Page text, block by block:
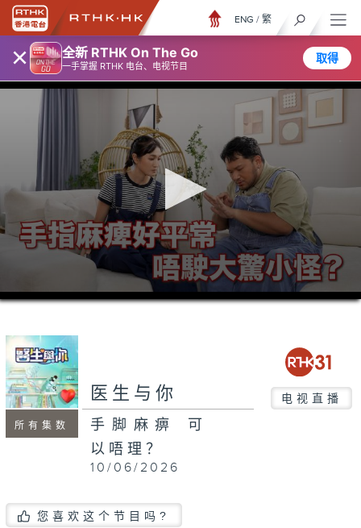
× 全新 RTHK On The Go
一手掌握 RTHK 电台、电视节目
取得
ENG / 繁
0
seconds
minutes,
seconds
所有集数
医生与你 电视直播
手脚麻痹 可
以唔理？
10/06/2026
您喜欢这个节目吗?